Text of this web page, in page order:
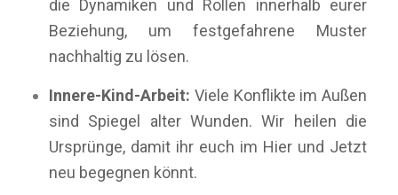
die Dynamiken und Rollen innerhalb eurer
Beziehung, um festgefahrene Muster
nachhaltig zu lösen.
Innere-Kind-Arbeit: Viele Konflikte im Außen
sind Spiegel alter Wunden. Wir heilen die
Ursprünge, damit ihr euch im Hier und Jetzt
neu begegnen könnt.